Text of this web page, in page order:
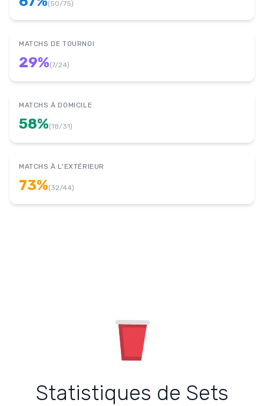
(50/75)
MATCHS DE TOURNOI
29%(7/24)
MATCHS À DOMICILE
58%(18/31)
MATCHS À L'EXTÉRIEUR
73%(32/44)
Statistiques de Sets